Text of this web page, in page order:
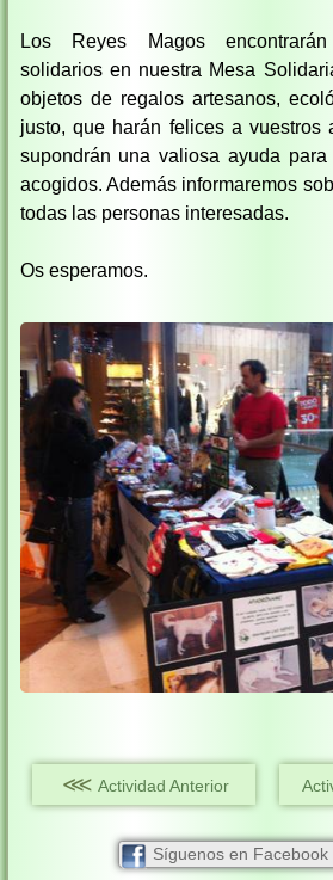
Los Reyes Magos
solidarios en nuestra Mesa
objetos de regalos artesanos,
justo, que harán felices a vuestros
supondrán una valiosa ayuda
acogidos. Además informaremos
todas las personas interesadas.
Os esperamos.
⋘ Actividad Anterior
Síguenos en Facebook